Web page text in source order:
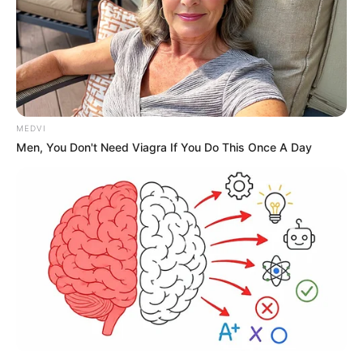
Participe do nosso grupo do
WhatsApp!
Fique informado em tempo real sobre as principais
notícias de Paraguaçu Paulista e região
Clique aqui para entrar no grupo
MEDVI
Men, You Don't Need Viagra If You Do This Once A Day